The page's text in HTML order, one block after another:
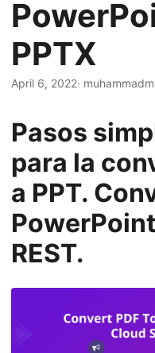
g
a
c
i
n
PPTX
April 6, 2022·
Pasos
para la
a PPT.
REST.